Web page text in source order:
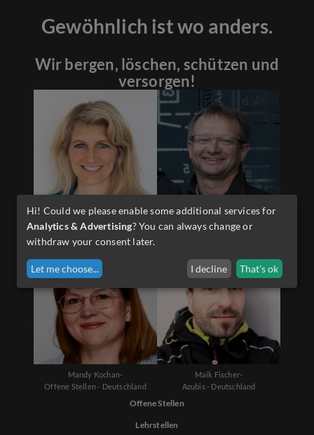
Gewöhnlich ist wo anders.
Wir bergen, löschen, schützen und
versorgen!
Offene Stellen
Lehrstellen
Diana Schwarzenauer-
Martin Sporer-
Mandy Kochan-
Offene Stellen - Deutschland
Maik Fischer-
Azubis - Deutschland
Hi! Could we please enable some additional services for
Analytics & Advertising? You can always change or
withdraw your consent later.
Let me choose... I decline That's ok